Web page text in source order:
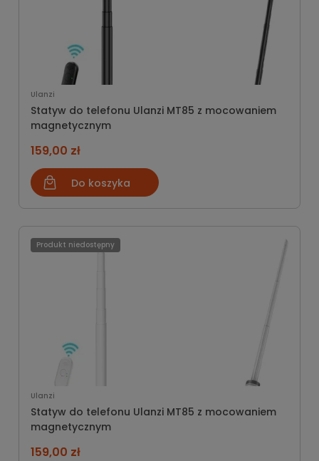
Ulanzi
Statyw do telefonu Ulanzi MT85 z mocowaniem
magnetycznym
159,00 zł
Do koszyka
Ulanzi
Statyw do telefonu Ulanzi MT85 z mocowaniem
magnetycznym
159,00 zł
Produkt niedostępny